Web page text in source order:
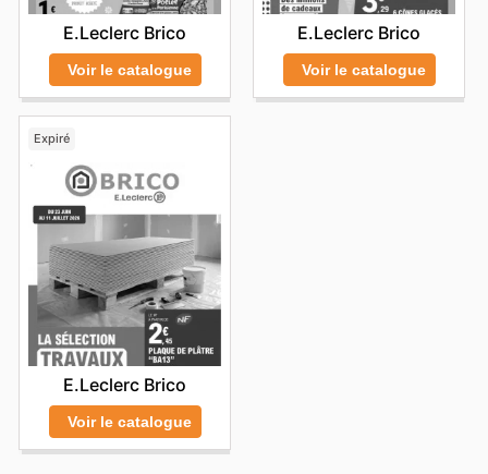
E.Leclerc Brico
Voir le catalogue
E.Leclerc Brico
Voir le catalogue
Expiré
E.Leclerc Brico
Voir le catalogue